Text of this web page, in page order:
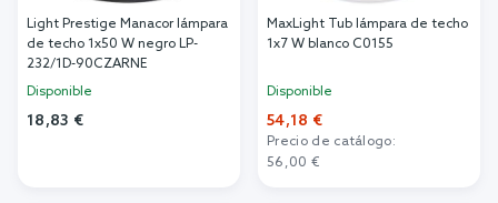
Light Prestige Manacor lámpara
de techo 1x50 W negro LP-
232/1D-90CZARNE
Disponible
18,83 €
MaxLight Tub lámpara de techo
1x7 W blanco C0155
Disponible
54,18 €
Precio de catálogo:
56,00 €